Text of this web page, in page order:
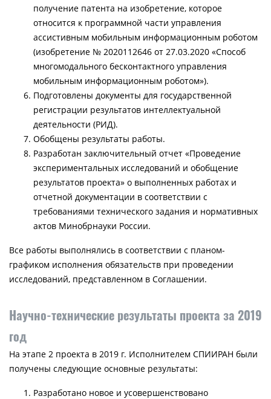
получение патента на изобретение, которое
относится к программной части управления
ассистивным мобильным информационным роботом
(изобретение № 2020112646 от 27.03.2020 «Способ
многомодального бесконтактного управления
мобильным информационным роботом»).
Подготовлены документы для государственной
регистрации результатов интеллектуальной
деятельности (РИД).
Обобщены результаты работы.
Разработан заключительный отчет «Проведение
экспериментальных исследований и обобщение
результатов проекта» о выполненных работах и
отчетной документации в соответствии с
требованиями технического задания и нормативных
актов Минобрнауки России.
Все работы выполнялись в соответствии с планом-
графиком исполнения обязательств при проведении
исследований, представленном в Соглашении.
Научно-технические результаты проекта за 2019
год
На этапе 2 проекта в 2019 г. Исполнителем СПИИРАН были
получены следующие основные результаты:
Разработано новое и усовершенствовано